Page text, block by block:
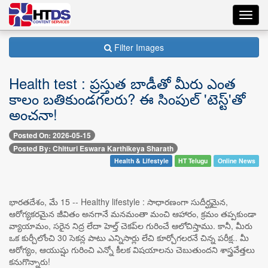
Filter Images
Health test : ప్రస్తుత బాడీతో మీరు ఎంత
కాలం బతికుండగలరు? ఈ సింపుల్​ 'టెస్ట్'తో
అంచనా!
Posted On: 2026-05-15
Posted By: Chitturi Eswara Karthikeya Sharath
Health & Lifestyle HT Telugu Online News
భారతదేశం, మే 15 -- Healthy lifestyle : సాధారణంగా సుదీర్ఘమైన,
ఆరోగ్యకరమైన జీవితం అనగానే మనమంతా మంచి ఆహారం, క్రమం తప్పకుండా
వ్యాయామం, సరైన నిద్ర లేదా హెల్త్ చెకప్‌ల గురించే ఆలోచిస్తాము. కానీ, మీరు
ఒక కుర్చీలోంచి 30 సెకన్ల పాటు ఎన్నిసార్లు లేచి కూర్చోగలరనే చిన్న పరీక్ష.. మీ
ఆరోగ్యం, ఆయుష్షు గురించి ఎన్నో కీలక విషయాలను చెబుతుందని శాస్త్రవేత్తలు
కనుగొన్నారు!